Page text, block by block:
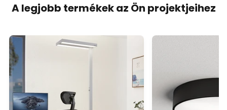
A legjobb termékek az Ön projektjeihez